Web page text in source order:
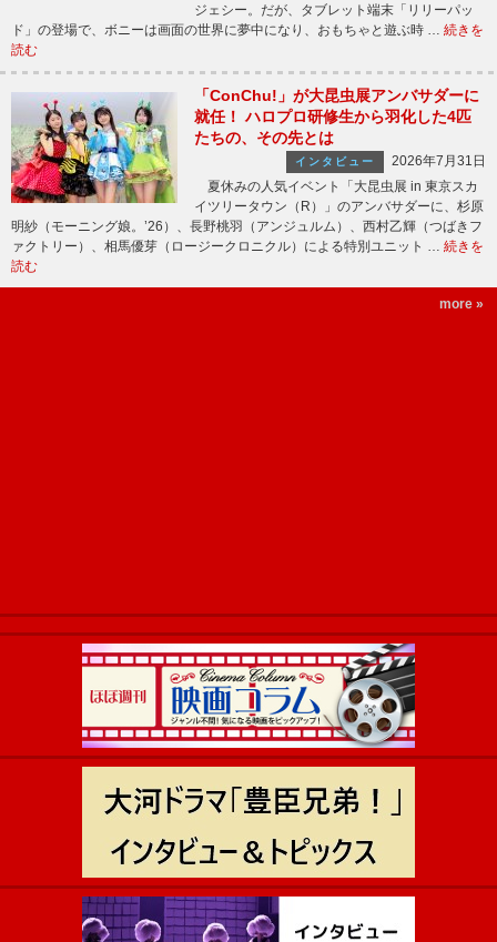
ジェシー。だが、タブレット端末「リリーパッ
ド」の登場で、ボニーは画面の世界に夢中になり、おもちゃと遊ぶ時 … 続きを
読む
「ConChu!」が大昆虫展アンバサダーに
就任！ ハロプロ研修生から羽化した4匹
たちの、その先とは
インタビュー
2026年7月31日
夏休みの人気イベント「大昆虫展 in 東京スカ
イツリータウン（R）」のアンバサダーに、杉原
明紗（モーニング娘。’26）、長野桃羽（アンジュルム）、西村乙輝（つばきフ
ァクトリー）、相馬優芽（ロージークロニクル）による特別ユニット … 続きを
読む
more »